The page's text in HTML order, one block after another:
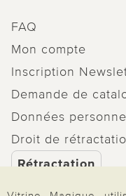
FAQ
Mon compte
Inscription
Demande de
Données
Droit de
Rétractation